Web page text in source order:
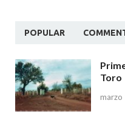
POPULAR
Toro
marzo